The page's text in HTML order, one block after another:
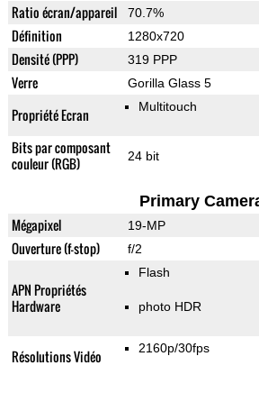
Ratio écran/appareil 70.7%
Définition 1280x720
Densité (PPP) 319 PPP
Verre Gorilla Glass 5
Propriété Ecran Multitouch
Bits par composant
couleur (RGB)
24 bit
Primary
Mégapixel 19-MP
Ouverture (f-stop) f/2
APN Propriétés
Hardware
Flash
photo HDR
Résolutions Vidéo 2160p/30fps